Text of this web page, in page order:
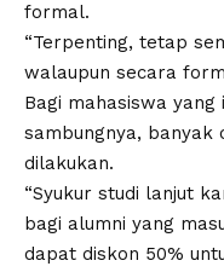
formal.
“Terpenting, tetap
walaupun secara
Bagi mahasiswa
sambungnya, banyak
dilakukan.
“Syukur studi lanjut
bagi alumni yang
dapat diskon 50%